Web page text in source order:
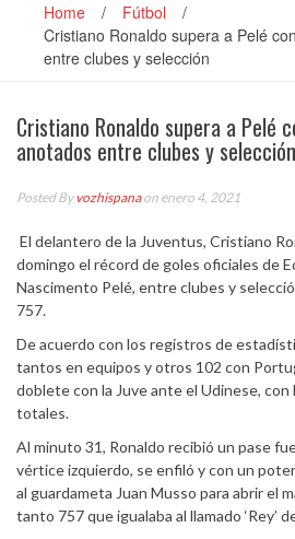
Home / Fútbol
/
Cristiano Ronaldo supera a Pelé
entre clubes y selección
Cristiano Ronaldo supera a Pelé
anotados entre clubes y selección
Posted Byvozhispanaon enero 4, 2021
El delantero de la Juventus, Cristiano
domingo el récord de goles oficiales de
Nascimento Pelé, entre clubes y
757.
De acuerdo con los registros de
tantos en equipos y otros 102 con
doblete con la Juve ante el Udinese, con
totales.
Al minuto 31, Ronaldo recibió un pase
vértice izquierdo, se enfiló y con un
al guardameta Juan Musso para abrir el
tanto 757 que igualaba al llamado ‘Rey’